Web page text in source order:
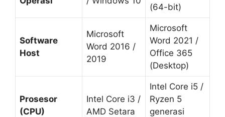
(64-bit)
Software
Host
Microsoft
Word 2016 /
2019
Microsoft
Word 2021 /
Office 365
(Desktop)
Prosesor
(CPU)
Intel Core i3 /
AMD Setara
Intel Core i5 /
Ryzen 5
generasi